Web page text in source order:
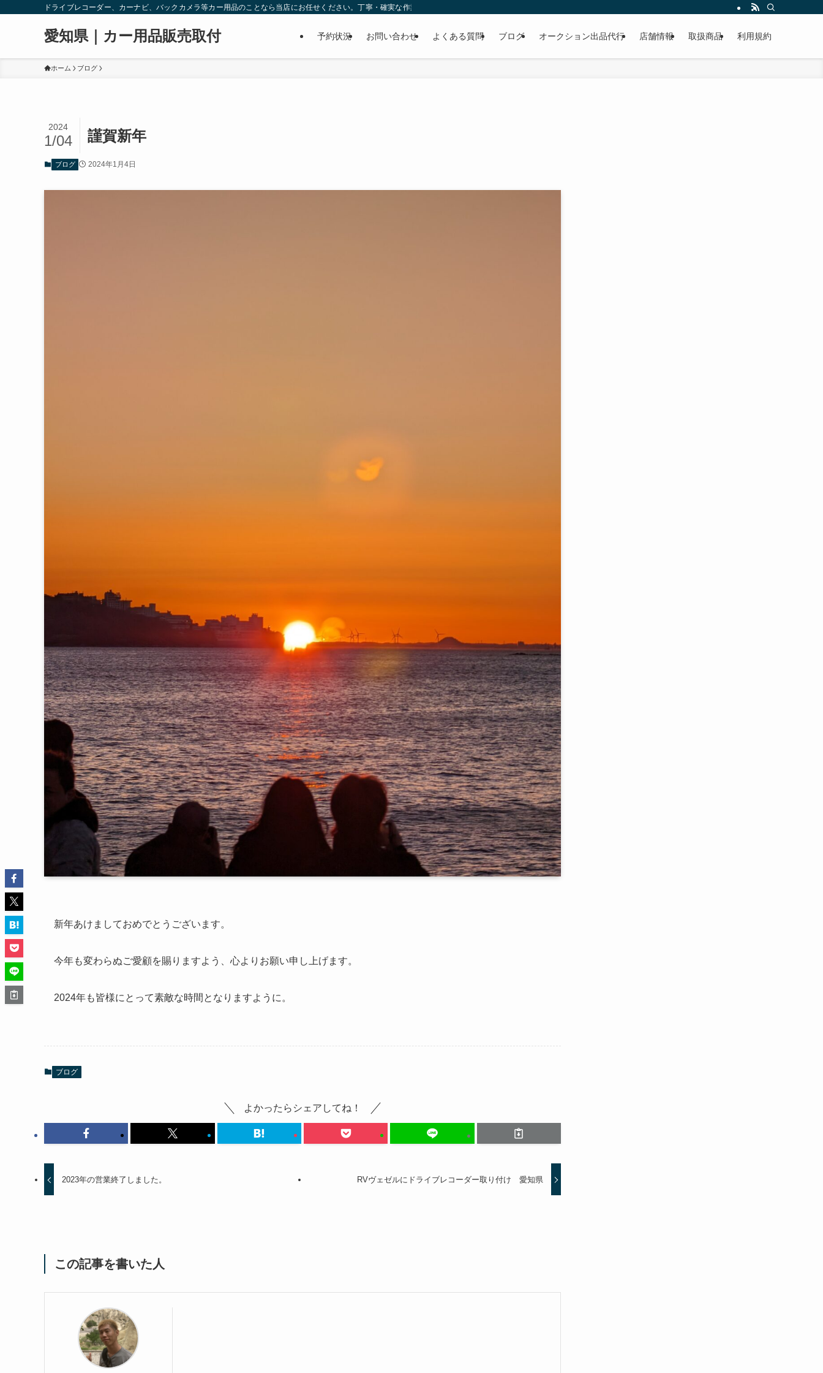
ドライブレコーダー、カーナビ、バックカメラ等カー用品のことなら当店にお任せください。丁寧・確実な作業で個人様だけでなくディーラーの外注作業もこなしています。出張対応、代車完備、見積り無料です。気軽にお問い合
愛知県｜カー用品販売取付 予約状況 お問い合わせ よくある質問 ブログ オークション出品代行 店舗情報 取扱商品 利用規約
ホーム ブログ
謹賀新年
2024
1/04
ブログ 2024年1月4日
新年あけましておめでとうございます。
今年も変わらぬご愛顧を賜りますよう、心よりお願い申し上げます。
2024年も皆様にとって素敵な時間となりますように。
ブログ
よかったらシェアしてね！
2023年の営業終了しました。 RVヴェゼルにドライブレコーダー取り付け 愛知県
この記事を書いた人